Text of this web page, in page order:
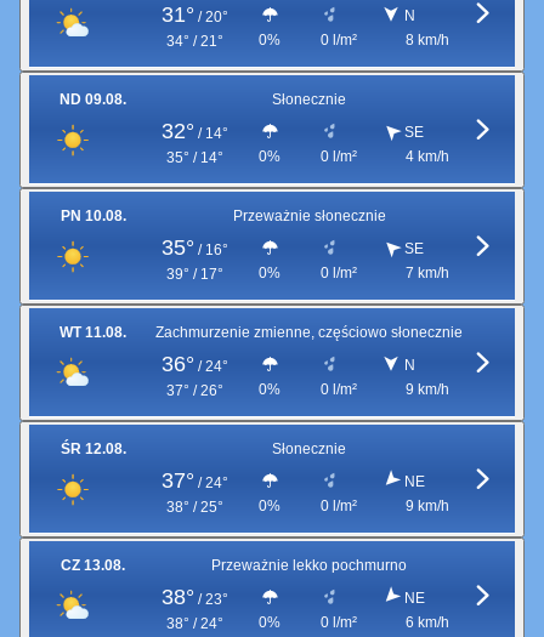
31° / 20°
34° / 21°
0% 0 l/m²
N
8 km/h
ND 09.08. Słonecznie
32° / 14°
35° / 14°
0% 0 l/m²
SE
4 km/h
PN 10.08. Przeważnie słonecznie
35° / 16°
39° / 17°
0% 0 l/m²
SE
7 km/h
WT 11.08. Zachmurzenie zmienne, częściowo słonecznie
36° / 24°
37° / 26°
0% 0 l/m²
N
9 km/h
ŚR 12.08. Słonecznie
37° / 24°
38° / 25°
0% 0 l/m²
NE
9 km/h
CZ 13.08. Przeważnie lekko pochmurno
38° / 23°
38° / 24°
0% 0 l/m²
NE
6 km/h